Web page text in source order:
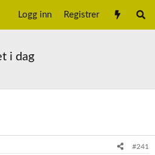
Logg inn Registrer
i dag
#241